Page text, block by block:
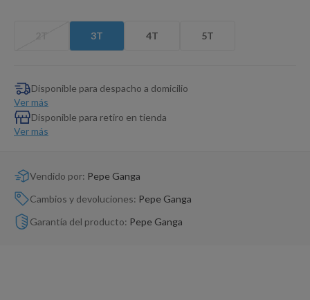
3T 4T 5T
Disponible para despacho a domicilio
Ver más
Disponible para retiro en tienda
Ver más
Vendido por: Pepe Ganga
Cambios y devoluciones: Pepe Ganga
Garantía del producto: Pepe Ganga